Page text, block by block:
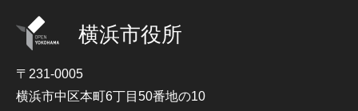
横浜市役所
〒231-0005
横浜市中区本町6丁目50番地の10